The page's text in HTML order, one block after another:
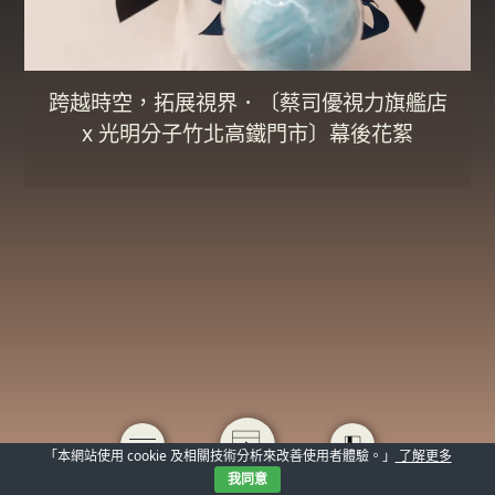
跨越時空，拓展視界．〔蔡司優視力旗艦店
x 光明分子竹北高鐵門市〕幕後花絮
「本網站使用 cookie 及相關技術分析來改善使用者體驗。」
了解更多
我同意